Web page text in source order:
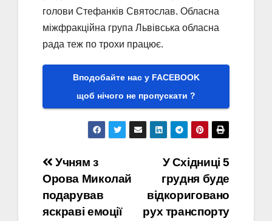
голови Стефанків Святослав. Обласна
міжфракційна група Львівська обласна
рада теж по трохи працює.
Вподобайте нас у FACEBOOK
щоб нічого не пропускати ?
Навігація
записів
У Східниці 5
грудня буде
відкориговано
рух транспорту
Учням з
Орова Миколай
подарував
яскраві емоції